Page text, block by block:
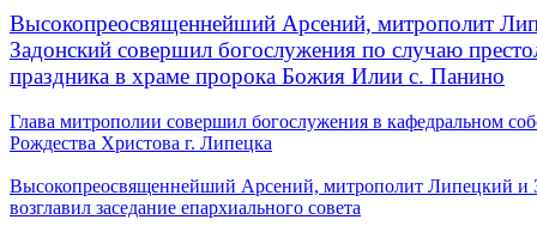
Высокопреосвященнейший Арсений, митрополит
Задонский совершил богослужения по случаю
праздника в храме пророка Божия Илии с. Панино
Глава митрополии совершил богослужения в кафедральном
Рождества Христова г. Липецка
Высокопреосвященнейший Арсений, митрополит Липецкий и
возглавил заседание епархиального совета